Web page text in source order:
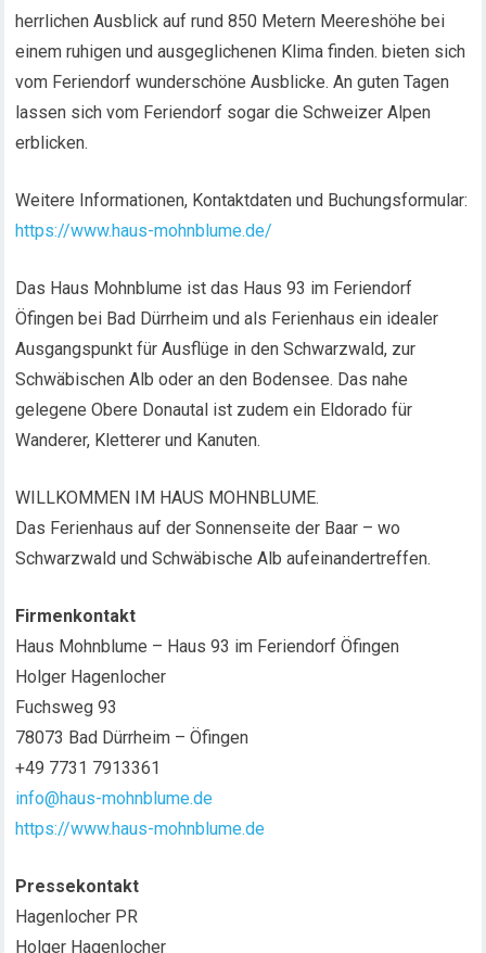
herrlichen Ausblick auf rund 850 Metern Meereshöhe bei
einem ruhigen und ausgeglichenen Klima finden. bieten sich
vom Feriendorf wunderschöne Ausblicke. An guten Tagen
lassen sich vom Feriendorf sogar die Schweizer Alpen
erblicken.
Weitere Informationen, Kontaktdaten und Buchungsformular:
https://www.haus-mohnblume.de/
Das Haus Mohnblume ist das Haus 93 im Feriendorf
Öfingen bei Bad Dürrheim und als Ferienhaus ein idealer
Ausgangspunkt für Ausflüge in den Schwarzwald, zur
Schwäbischen Alb oder an den Bodensee. Das nahe
gelegene Obere Donautal ist zudem ein Eldorado für
Wanderer, Kletterer und Kanuten.
WILLKOMMEN IM HAUS MOHNBLUME.
Das Ferienhaus auf der Sonnenseite der Baar – wo
Schwarzwald und Schwäbische Alb aufeinandertreffen.
Firmenkontakt
Haus Mohnblume – Haus 93 im Feriendorf Öfingen
Holger Hagenlocher
Fuchsweg 93
78073 Bad Dürrheim – Öfingen
+49 7731 7913361
info@haus-mohnblume.de
https://www.haus-mohnblume.de
Pressekontakt
Hagenlocher PR
Holger Hagenlocher